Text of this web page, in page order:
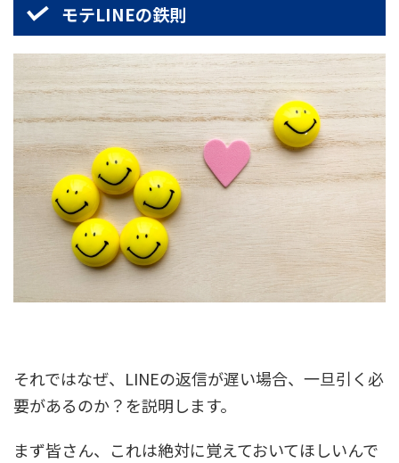
モテLINEの鉄則
それではなぜ、LINEの返信が遅い場合、一旦引く必
要があるのか？を説明します。
まず皆さん、これは絶対に覚えておいてほしいんで